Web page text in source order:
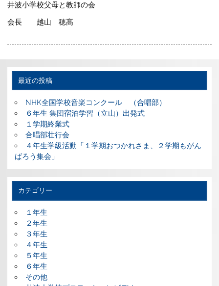
井波小学校父母と教師の会
会長 越山 穂髙
最近の投稿
NHK全国学校音楽コンクール （合唱部）
６年生 集団宿泊学習（立山）出発式
１学期終業式
合唱部壮行会
４年生学級活動「１学期おつかれさま、２学期もがん
ばろう集会」
カテゴリー
１年生
２年生
３年生
４年生
５年生
６年生
その他